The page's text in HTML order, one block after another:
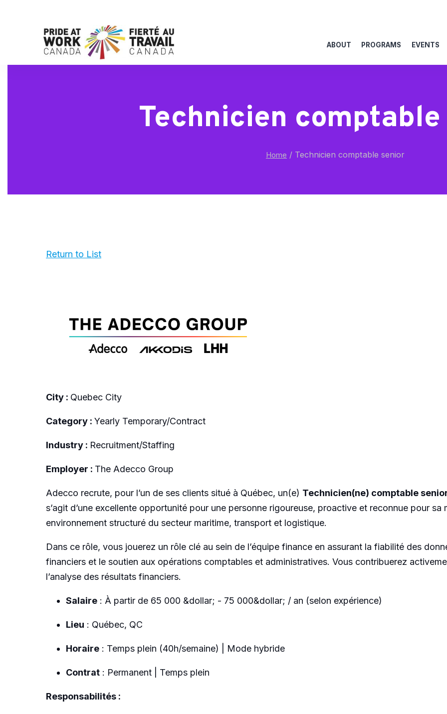
ABOUT PROGRAMS EVENTS
Technicien
Home / Technicien comptable senior
Return to List
City : Quebec City
Category : Yearly Temporary/Contract
Industry : Recruitment/Staffing
Employer : The Adecco Group
Adecco recrute, pour l’un de ses clients situé à Québec, un(e) Technicien(ne) comptable
s’agit d’une excellente opportunité pour une personne rigoureuse, proactive et reconnue pour sa
environnement structuré du secteur maritime, transport et logistique.
Dans ce rôle, vous jouerez un rôle clé au sein de l’équipe finance en assurant la fiabilité des
financiers et le soutien aux opérations comptables et administratives. Vous contribuerez
l’analyse des résultats financiers.
Salaire : À partir de 65 000 &dollar; - 75 000&dollar; / an (selon expérience)
Lieu : Québec, QC
Horaire : Temps plein (40h/semaine) | Mode hybride
Contrat : Permanent | Temps plein
Responsabilités :